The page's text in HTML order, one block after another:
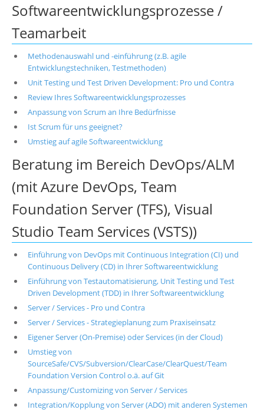
Softwareentwicklungsprozesse /
Teamarbeit
Methodenauswahl und -einführung (z.B. agile
Entwicklungstechniken, Testmethoden)
Unit Testing und Test Driven Development: Pro und Contra
Review Ihres Softwareentwicklungsprozesses
Anpassung von Scrum an Ihre Bedürfnisse
Ist Scrum für uns geeignet?
Umstieg auf agile Softwareentwicklung
Beratung im Bereich DevOps/ALM
(mit Azure DevOps, Team
Foundation Server (TFS), Visual
Studio Team Services (VSTS))
Einführung von DevOps mit Continuous Integration (CI) und
Continuous Delivery (CD) in Ihrer Softwareentwicklung
Einführung von Testautomatisierung, Unit Testing und Test
Driven Development (TDD) in Ihrer Softwareentwicklung
Server / Services - Pro und Contra
Server / Services - Strategieplanung zum Praxiseinsatz
Eigener Server (On-Premise) oder Services (in der Cloud)
Umstieg von
SourceSafe/CVS/Subversion/ClearCase/ClearQuest/Team
Foundation Version Control o.ä. auf Git
Anpassung/Customizing von Server / Services
Integration/Kopplung von Server (ADO) mit anderen Systemen